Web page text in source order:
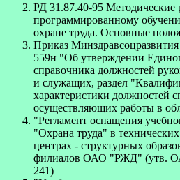
РД 31.87.40-95 Методические
программированному
охране труда. Основные
Приказ
559н "Об утверждении
справочника должностей
и служащих, раздел
характеристики должностей
осуществляющих работы в
"Регламент оснащения
"Охрана труда" в
центрах - структурных
филиалов ОАО "РЖД" (утв.
241)